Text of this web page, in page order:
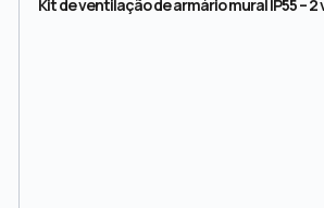
Kit de ventilação de armário mural IP55 –